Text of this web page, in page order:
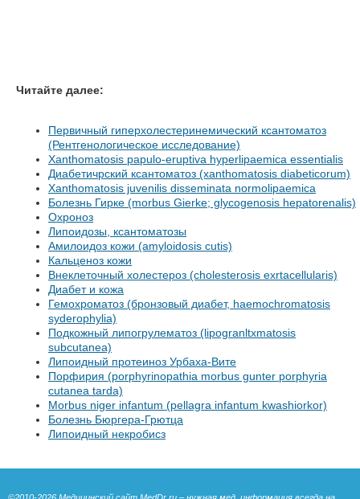
Читайте далее:
Первичный гиперхолестеринемический ксантоматоз
(Рентгенологическое исследование)
Xanthomatosis papulo-eruptiva hyperlipaemica essentialis
Диабетичрский ксантоматоз (xanthomatosis diabeticorum)
Xanthomatosis juvenilis disseminata normolipaemica
Болезнь Гирке (morbus Gierke; glycogenosis hepatorenalis)
Охроноз
Липоидозы, ксантоматозы
Амилоидоз кожи (amyloidosis cutis)
Кальценоз кожи
Внеклеточный холестероз (cholesterosis exrtacellularis)
Диабет и кожа
Гемохроматоз (бронзовый диабет, haemochromatosis
syderophylia)
Подкожный липогрулематоз (lipogranltxmatosis
subcutanea)
Липоидный протеиноз Урбаха-Вите
Порфирия (porphyrinopathia morbus gunter porphyria
cutanea tarda)
Morbus niger infantum (pellagra infantum kwashiorkor)
Болезнь Бюргера-Грютца
Липоидный некробисз